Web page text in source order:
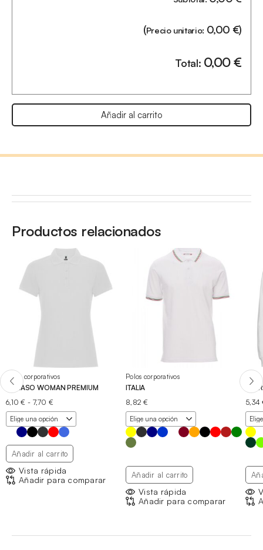
(Precio unitario: 0,00 €)
Total: 0,00€
Añadir al carrito
Productos relacionados
Polos corporativos
PEGASO WOMAN PREMIUM
6,10€ - 7,70 €
de
precios:
desde
6,10 €
hasta
7,70 €
Añadir al carrito
Vista rápida
Añadir para comparar
Polos corporativos
ITALIA
8,82€
Añadir al carrito
Vista rápida
Añadir para comparar
5,34